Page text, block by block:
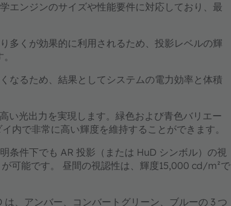
エンジンのサイズや性能要件に対応しており、最
多くが効果的に利用されるため、投影レベルの輝
なるため、結果としてシステムの電力効率と体積
い光出力を実現します。緑色および青色バリエー
内で非常に高い輝度を維持することができます。
条件下でも AR 投影（または HuD シンボル）の視
可能です。 昼間の視認性は、輝度15,000 cd/m²で
、アンバー、コンバートグリーン、ブルーの 3 つ